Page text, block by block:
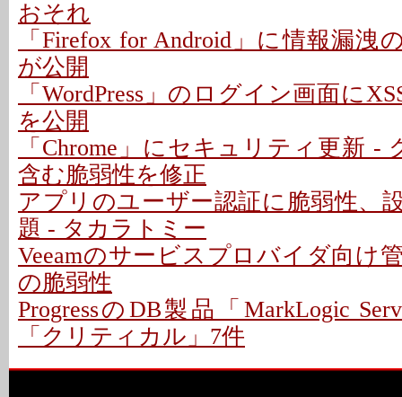
おそれ
「Firefox for Android」に情報漏洩
が公開
「WordPress」のログイン画面に
を公開
「Chrome」にセキュリティ更新 -
含む脆弱性を修正
アプリのユーザー認証に脆弱性、
題 - タカラトミー
Veeamのサービスプロバイダ向け
の脆弱性
ProgressのDB製品「MarkLogic
「クリティカル」7件